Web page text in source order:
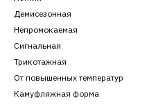
Демисезонная
Непромокаемая
Сигнальная
Трикотажная
От повышенных температур
Камуфляжная форма